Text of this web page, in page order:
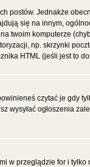
postów. Jednakże
się na innym,
twoim komputerze
np. skrzynki
HTML (jeśli jest to
czytać je gdy
wysyłać ogłoszenia
w przeglądzie for i